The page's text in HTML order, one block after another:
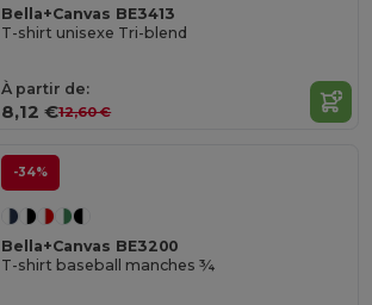
Bella+Canvas BE3413
T-shirt unisexe Tri-blend
À partir de:
8,12 €12,60 €
-34%
Bella+Canvas BE3200
T-shirt baseball manches ¾